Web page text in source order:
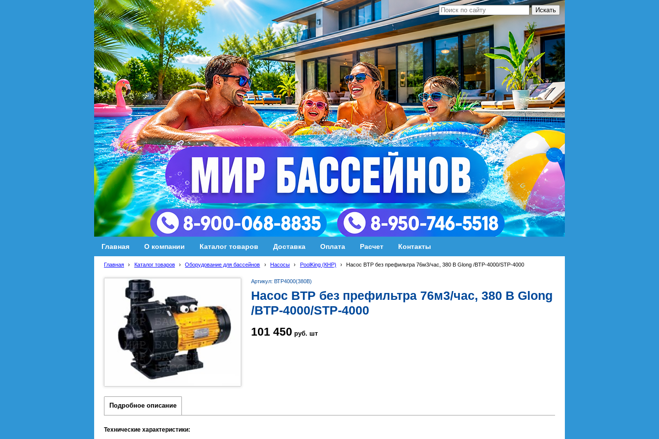
Главная О компании Каталог товаров Доставка Оплата Расчет Контакты
Главная › Каталог товаров › Оборудование для бассейнов › Насосы › PoolKing (КНР) › Насос BTP без префильтра 76м3/час, 380 В Glong /BTP-4000/STP-4000
Артикул: ВТP4000(380В)
Насос BTP без префильтра 76м3/час, 380 В Glong
/BTP-4000/STP-4000
101 450 руб. шт
Подробное описание
Технические характеристики: